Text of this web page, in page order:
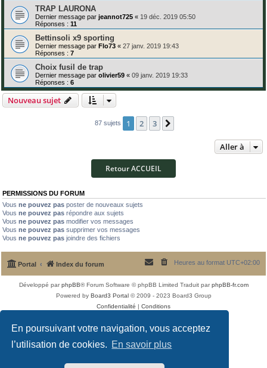
En poursuivant votre navigation, vous acceptez
l’utilisation de cookies. En savoir plus
TRAP LAURONA
Dernier message par jeannot725 « 19 déc. 2019 05:50
Réponses : 11
Bettinsoli x9 sporting
Dernier message par Flo73 « 27 janv. 2019 19:43
Réponses : 7
Choix fusil de trap
Dernier message par olivier59 « 09 janv. 2019 19:33
Réponses : 6
Nouveau sujet
87 sujets 1 2 3
Aller à
Retour ACCUEIL
PERMISSIONS DU FORUM
Vous ne pouvez pas poster de nouveaux sujets
Vous ne pouvez pas répondre aux sujets
Vous ne pouvez pas modifier vos messages
Vous ne pouvez pas supprimer vos messages
Vous ne pouvez pas joindre des fichiers
Portal Index du forum Heures au format UTC+02:00
Développé parphpBB® Forum Software © phpBB Limited Traduit parphpBB-fr.com
Powered by Board3 Portal© 2009 - 2023 Board3 Group
Confidentialité | Conditions